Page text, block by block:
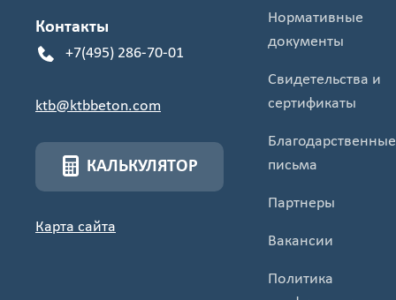
Контакты
+7(495) 286-70-01
ktb@ktbbeton.com
КАЛЬКУЛЯТОР
Карта сайта
Нормативные
документы
Свидетельства и
сертификаты
Благодарственные
письма
Партнеры
Вакансии
Политика